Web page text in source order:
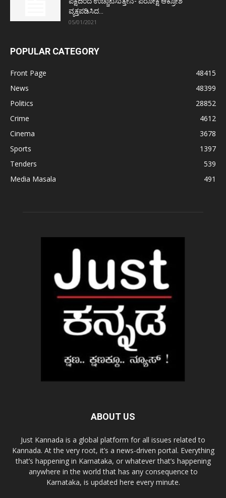
ವ್ಯಕ್ತಪಡಿಸಿದ...
05/01/2021
POPULAR CATEGORY
Front Page
48415
News
48399
Politics
28852
Crime
4612
Cinema
3678
Sports
1397
Tenders
539
Media Masala
491
ABOUT US
Just Kannada is a global platform for all issues related to
Kannada. At the very root, it’s a news-driven portal. Everything
that’s happening in Karnataka, or whatever that’s happening
anywhere in the world that has any consequence to
Karnataka, is updated here every minute.